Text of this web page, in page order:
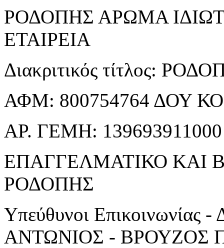
ΡΟΔΟΠΗΣ ΑΡΩΜΑ
ΕΤΑΙΡΕΙΑ
Διακριτικός τίτλος:
ΑΦΜ: 800754764 ΔΟΥ
ΑΡ. ΓΕΜΗ: 139693911000
ΕΠΑΓΓΕΛΜΑΤΙΚΟ ΚΑΙ
ΡΟΔΟΠΗΣ
Υπεύθυνοι Επικοινωνίας
ΑΝΤΩΝΙΟΣ - ΒΡΟΥΖΟΣ